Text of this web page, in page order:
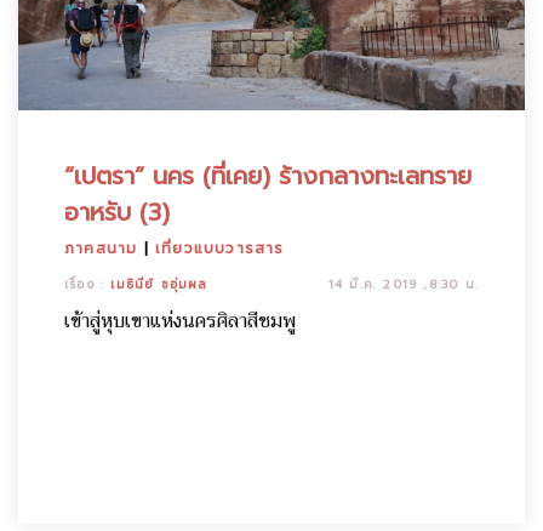
“เปตรา” นคร (ที่เคย) ร้างกลางทะเลทราย
อาหรับ (3)
ภาคสนาม |เที่ยวแบบวารสาร
เรื่อง : เมธินีย์ ชอุ่มผล 14 มี.ค. 2019 ,8:30 น.
เข้าสู่หุบเขาแห่งนครศิลาสีชมพู